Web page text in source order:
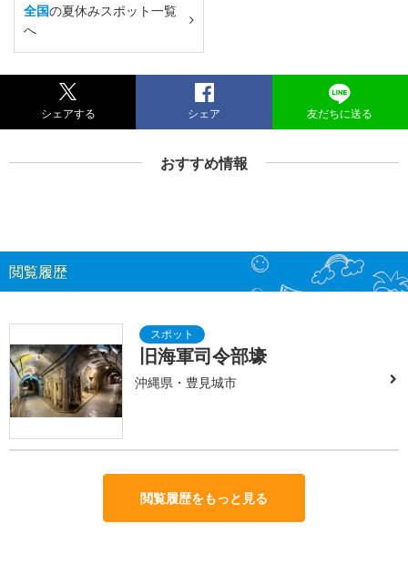
全国の夏休みスポット一覧
へ
シェアする シェア 友だちに送る
おすすめ情報
閲覧履歴
旧海軍司令部壕
沖縄県・豊見城市
閲覧履歴をもっと見る